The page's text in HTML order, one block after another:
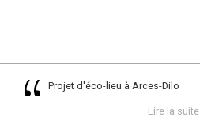
Projet d'éco-lieu à Arces-Dilo
Lire la suite